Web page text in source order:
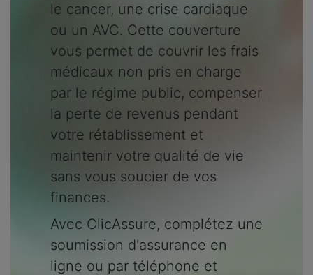
le cancer, une crise cardiaque
ou un AVC. Cette couverture
vous permet de couvrir les frais
médicaux non pris en charge
par le régime public, compenser
la perte de revenus pendant
votre rétablissement et
maintenir votre qualité de vie
sans vous soucier de vos
finances.
Avec ClicAssure, complétez une
soumission d'assurance en
ligne ou par téléphone et